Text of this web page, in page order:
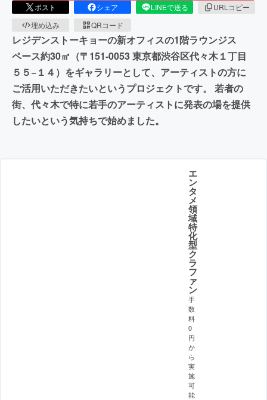
ポスト シェア LINEで送る
URLコピー
埋め込み
QRコード
レジデンストーキョーの新オフィスの1階ラウンジス
ペース約30㎡（〒151-0053 東京都渋谷区代々木１丁目
５５−１４）をギャラリーとして、アーティストの方に
ご活用いただきたいというプロジェクトです。 若者の
街、代々木で特に若手のアーティストに発表の場を提供
したいという気持ちで始めました。
エ
ン
タ
メ
領
域
特
化
型
ク
ラ
フ
ァ
ン
手
数
料
0
円
か
ら
実
施
可
能